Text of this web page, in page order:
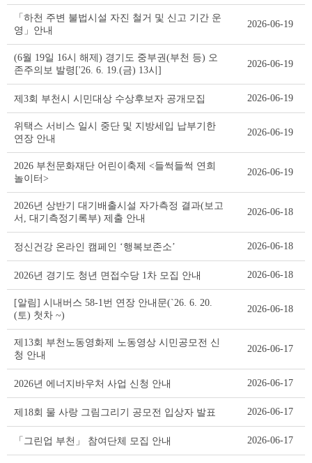
「하천 주변 불법시설 자진 철거 및 신고 기간 운
영」안내
2026-06-19
(6월 19일 16시 해제) 경기도 중부권(부천 등) 오
존주의보 발령['26. 6. 19.(금) 13시]
2026-06-19
제3회 부천시 시민대상 수상후보자 공개모집 2026-06-19
위택스 서비스 일시 중단 및 지방세입 납부기한
연장 안내
2026-06-19
2026 부천문화재단 어린이축제 <들썩들썩 연희
놀이터>
2026-06-19
2026년 상반기 대기배출시설 자가측정 결과(보고
서, 대기측정기록부) 제출 안내
2026-06-18
정신건강 온라인 캠페인 ‘행복보존소’ 2026-06-18
2026년 경기도 청년 면접수당 1차 모집 안내 2026-06-18
[알림] 시내버스 58-1번 연장 안내문(`26. 6. 20.
(토) 첫차 ~)
2026-06-18
제13회 부천노동영화제 노동영상 시민공모전 신
청 안내
2026-06-17
2026년 에너지바우처 사업 신청 안내 2026-06-17
제18회 물 사랑 그림그리기 공모전 입상자 발표 2026-06-17
「그린업 부천」 참여단체 모집 안내 2026-06-17